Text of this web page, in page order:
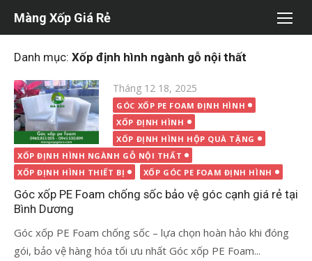
dung
Màng Xốp Giá Rẻ
Danh mục: Xốp định hình ngành gỗ nội thất
Đăng
vào
Tháng 12 18, 2025
GÓC XỐP PE FOAM ĐỊNH HÌNH
XỐP ĐỊNH HÌNH
XỐP ĐỊNH HÌNH HỘP QUÀ TẶNG
XỐP ĐỊNH HÌNH NGÀNH GỖ NỘI THẤT
XỐP ĐỊNH HÌNH THIẾT BỊ
XỐP GÓC PE FOAM ĐỊNH HÌNH
Góc xốp PE Foam chống sốc bảo vệ góc cạnh giá rẻ tại
Bình Dương
Góc xốp PE Foam chống sốc – lựa chọn hoàn hảo khi đóng
gói, bảo vệ hàng hóa tối ưu nhất Góc xốp PE Foam...